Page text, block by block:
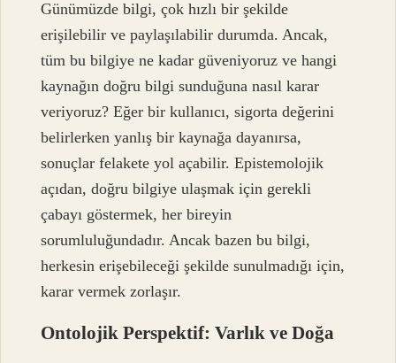
Günümüzde bilgi, çok hızlı bir şekilde
erişilebilir ve paylaşılabilir durumda. Ancak,
tüm bu bilgiye ne kadar güveniyoruz ve hangi
kaynağın doğru bilgi sunduğuna nasıl karar
veriyoruz? Eğer bir kullanıcı, sigorta değerini
belirlerken yanlış bir kaynağa dayanırsa,
sonuçlar felakete yol açabilir. Epistemolojik
açıdan, doğru bilgiye ulaşmak için gerekli
çabayı göstermek, her bireyin
sorumluluğundadır. Ancak bazen bu bilgi,
herkesin erişebileceği şekilde sunulmadığı için,
karar vermek zorlaşır.
Ontolojik Perspektif: Varlık ve Doğa